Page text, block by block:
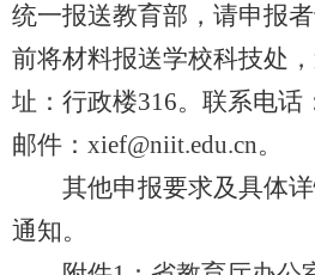
统一报送教育部，请申报
前将材料报送学校科技处
址：行政楼316。联系电话
邮件： xief@niit.edu.cn。
其他申报要求及具体详
通知。